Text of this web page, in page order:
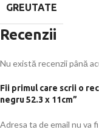
GREUTATE
Recenzii
Nu există recenzii până
Fii primul care scrii o
negru 52.3 x 11cm”
Adresa ta de email nu va